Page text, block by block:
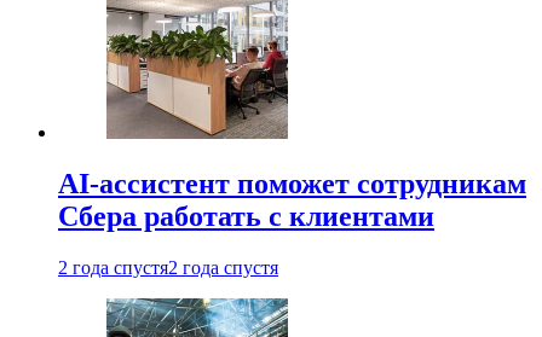
AI-ассистент поможет сотрудникам
Сбера работать с клиентами
2 года спустя2 года спустя